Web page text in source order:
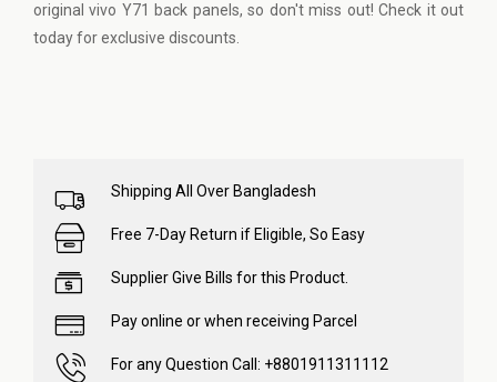
original vivo Y71 back panels, so don't miss out! Check it out
today for exclusive discounts.
Shipping All Over Bangladesh
Free 7-Day Return if Eligible, So Easy
Supplier Give Bills for this Product.
Pay online or when receiving Parcel
For any Question Call: +8801911311112